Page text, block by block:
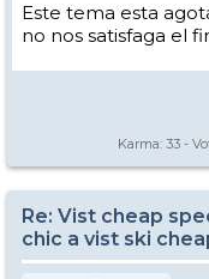
Este tema esta
no nos satisfaga el
Karma: 33 -
Re: Vist cheap
chic a vist ski